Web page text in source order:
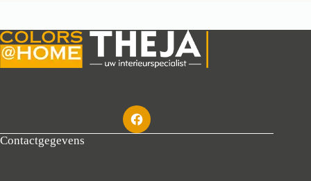
Contactgegevens